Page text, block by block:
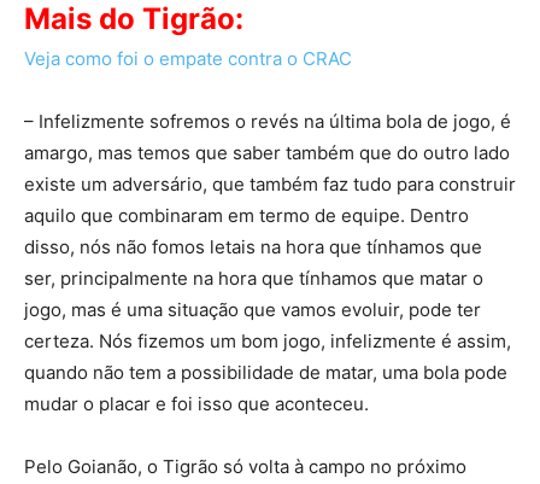
Mais do Tigrão:
Veja como foi o empate contra o CRAC
– Infelizmente sofremos o revés na última bola de jogo, é
amargo, mas temos que saber também que do outro lado
existe um adversário, que também faz tudo para construir
aquilo que combinaram em termo de equipe. Dentro
disso, nós não fomos letais na hora que tínhamos que
ser, principalmente na hora que tínhamos que matar o
jogo, mas é uma situação que vamos evoluir, pode ter
certeza. Nós fizemos um bom jogo, infelizmente é assim,
quando não tem a possibilidade de matar, uma bola pode
mudar o placar e foi isso que aconteceu.
Pelo Goianão, o Tigrão só volta à campo no próximo